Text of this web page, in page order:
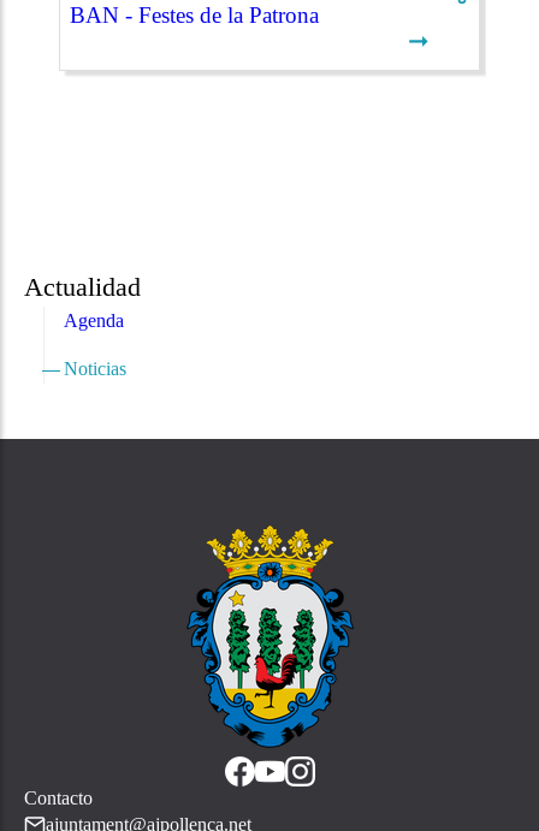
Actualidad
Agenda
Noticias
BAN - Festes de la Patrona
➞
Contacto
ajuntament@ajpollenca.net